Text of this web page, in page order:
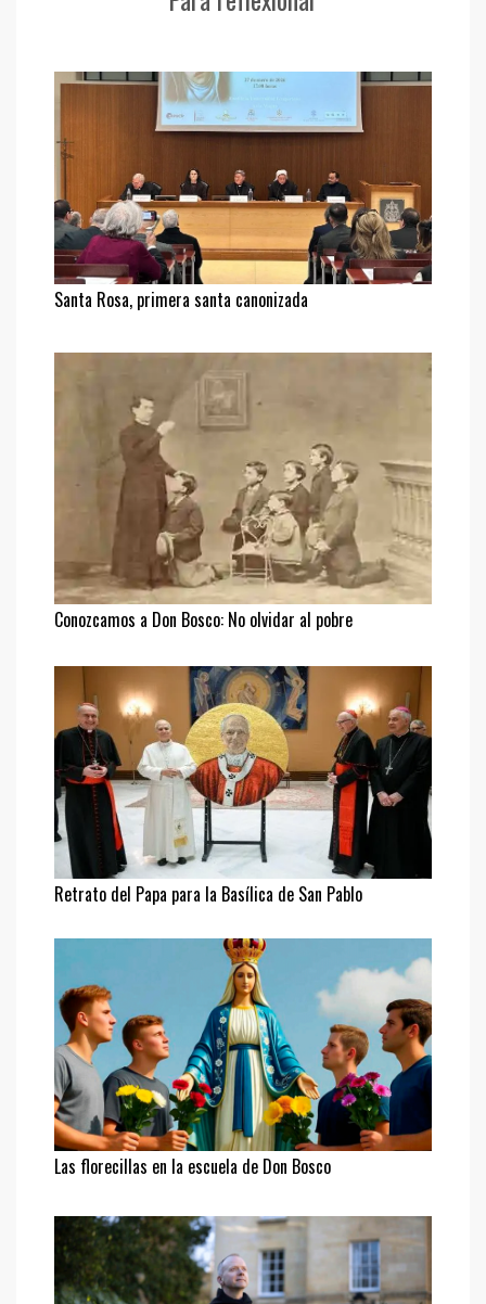
Santa Rosa, primera santa canonizada
Conozcamos a Don Bosco: No olvidar al pobre
Retrato del Papa para la Basílica de San Pablo
Las florecillas en la escuela de Don Bosco